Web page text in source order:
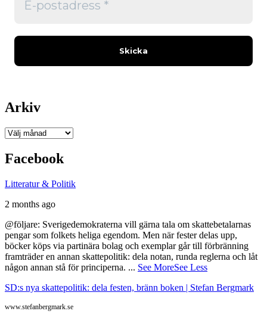
Arkiv
Arkiv
Facebook
Litteratur & Politik
2 months ago
@följare: Sverigedemokraterna vill gärna tala om skattebetalarnas
pengar som folkets heliga egendom. Men när fester delas upp,
böcker köps via partinära bolag och exemplar går till förbränning
framträder en annan skattepolitik: dela notan, runda reglerna och låt
någon annan stå för principerna. ... See MoreSee Less
SD:s nya skattepolitik: dela festen, bränn boken | Stefan Bergmark
www.stefanbergmark.se